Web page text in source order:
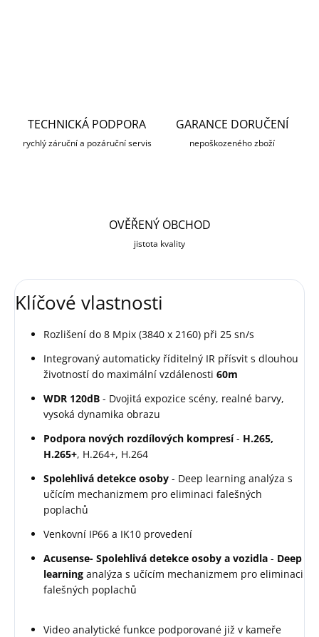
TECHNICKÁ PODPORA
rychlý záruční a pozáruční servis
GARANCE DORUČENÍ
nepoškozeného zboží
OVĚŘENÝ OBCHOD
jistota kvality
Klíčové vlastnosti
Rozlišení do 8 Mpix (3840 x 2160) při 25 sn/s
Integrovaný automaticky říditelný IR přísvit s dlouhou
životností do maximální vzdálenosti 60m
WDR 120dB - Dvojitá expozice scény, realné barvy,
vysoká dynamika obrazu
Podpora nových rozdílových kompresí- H.265,
H.265+, H.264+, H.264
Spolehlivá detekce osoby - Deep learning analýza s
učícím mechanizmem pro eliminaci falešných
poplachů
Venkovní IP66 a IK10 provedení
Acusense- Spolehlivá detekce osoby a vozidla - Deep
learning analýza s učícím mechanizmem pro eliminaci
falešných poplachů
Video analytické funkce podporované již v kameře